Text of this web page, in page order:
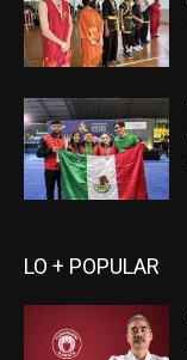
LO + POPULAR